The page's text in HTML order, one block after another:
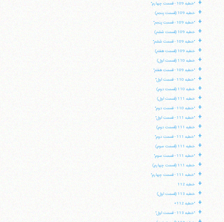
+ "خطبه 109 - قسمت چهارم"
+ خطبه 109 (قسمت پنجم)
+ "خطبه 109 - قسمت پنجم"
+ خطبه 109 (قسمت ششم)
+ "خطبه 109 - قسمت ششم"
+ خطبه 109 (قسمت هفتم)
+ خطبه 110 (قسمت اول)
+ "خطبه 109 - قسمت هفتم"
+ "خطبه 110 - قسمت اول"
+ خطبه 110 (قسمت دوم)
+ خطبه 111 (قسمت اول)
+ "خطبه 110 - قسمت دوم"
+ "خطبه 111 - قسمت اول"
+ خطبه 111 (قسمت دوم)
+ "خطبه 111 - قسمت دوم"
+ خطبه 111 (قسمت سوم)
+ "خطبه 111 - قسمت سوم"
+ خطبه 111 (قسمت چهارم)
+ "خطبه 111 - قسمت چهارم"
+ خطبه 112
+ خطبه 113 (قسمت اول)
+ "خطبه 112»
+ "خطبه 113 - قسمت اول"